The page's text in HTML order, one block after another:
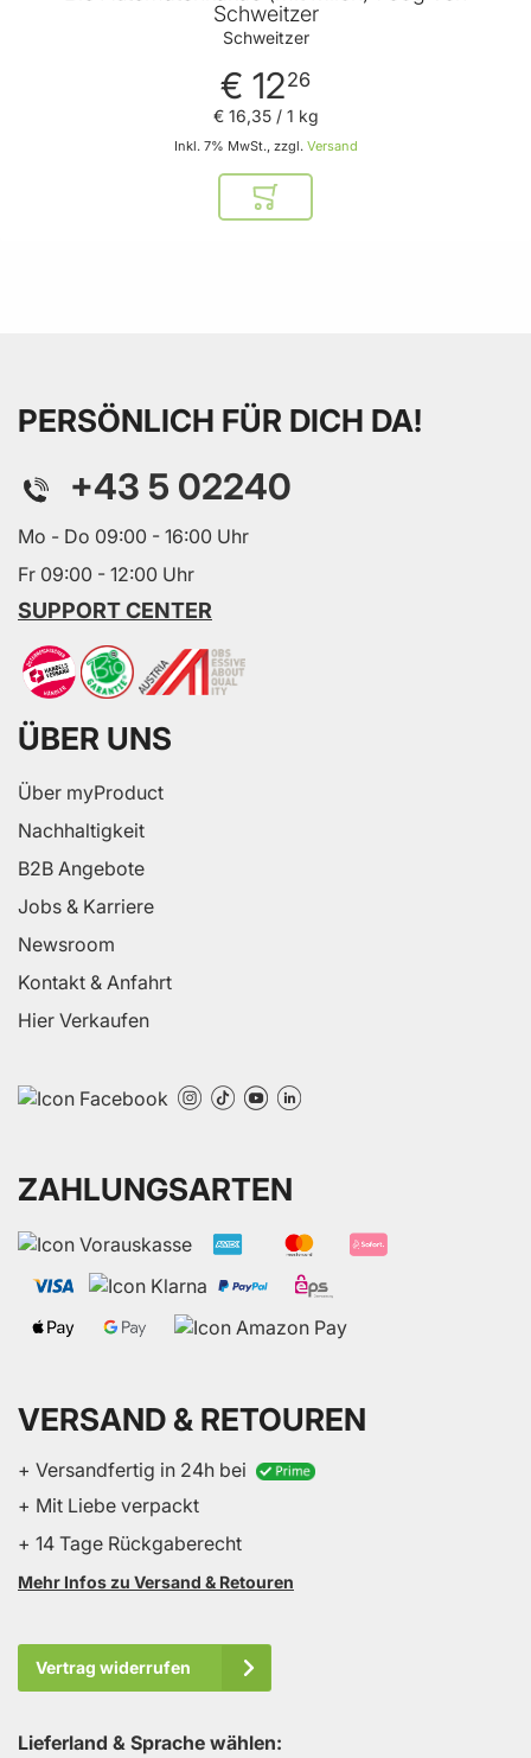
Schweitzer
Schweitzer
€ 1226
Inkl. 7% MwSt., zzgl. Versand
€ 16,35/ 1 kg
In den Warenkorb
PERSÖNLICH FÜR DICH DA!
+43 5 02240
Mo - Do 09:00 - 16:00 Uhr
Fr 09:00 - 12:00 Uhr
SUPPORT CENTER
ÜBER UNS
Über myProduct
Nachhaltigkeit
B2B Angebote
Jobs & Karriere
Newsroom
Kontakt & Anfahrt
Hier Verkaufen
ZAHLUNGSARTEN
VERSAND & RETOUREN
+ Versandfertig in 24h bei
+ Mit Liebe verpackt
+ 14 Tage Rückgaberecht
Mehr Infos zu Versand & Retouren
Vertrag widerrufen
Lieferland & Sprache wählen: